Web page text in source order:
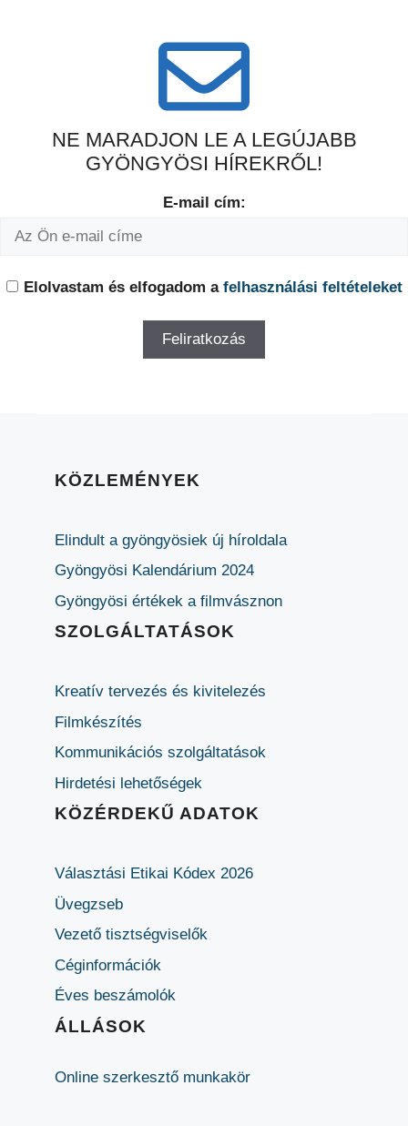
NE MARADJON LE A LEGÚJABB
GYÖNGYÖSI HÍREKRŐL!
E-mail cím:
Elolvastam és elfogadom a felhasználási feltételeket
KÖZLEMÉNYEK
Elindult a gyöngyösiek új híroldala
Gyöngyösi Kalendárium 2024
Gyöngyösi értékek a filmvásznon
SZOLGÁLTATÁSOK
Kreatív tervezés és kivitelezés
Filmkészítés
Kommunikációs szolgáltatások
Hirdetési lehetőségek
KÖZÉRDEKŰ ADATOK
Választási Etikai Kódex 2026
Üvegzseb
Vezető tisztségviselők
Céginformációk
Éves beszámolók
ÁLLÁSOK
Online szerkesztő munkakör